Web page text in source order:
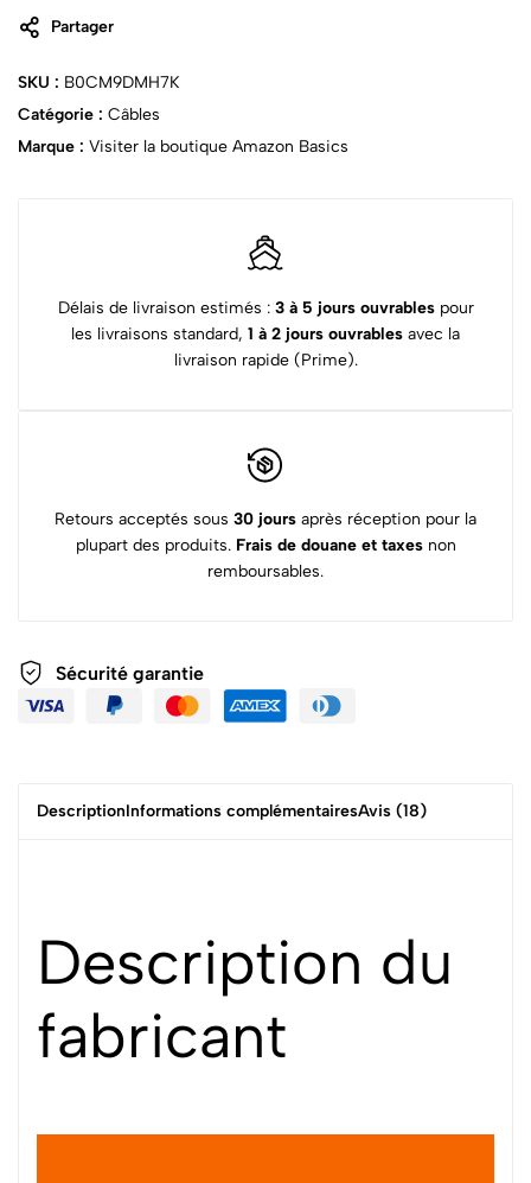
Partager
SKU : B0CM9DMH7K
Catégorie : Câbles
Marque : Visiter la boutique Amazon Basics
Délais de livraison estimés : 3 à 5 jours ouvrablespour
les livraisons standard, 1 à 2 jours ouvrables avec la
livraison rapide (Prime).
Retours acceptés sous 30 jours après réception pour la
plupart des produits. Frais de douane et taxesnon
remboursables.
Sécurité garantie
DescriptionInformations complémentairesAvis (18)
Description du
fabricant